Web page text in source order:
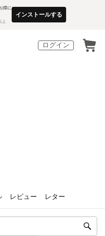
得に
上
インストールする
ログイン
レビュー レター